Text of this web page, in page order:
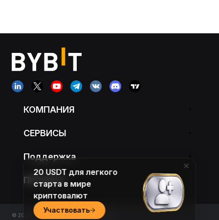
КОМПАНИЯ
СЕРВИСЫ
Поддержка
ПРОДУКТ
© 2018-2026 Bybit.com. All rights reserved.
20 USDT для легкого
старта в мире
криптовалют
Участвовать